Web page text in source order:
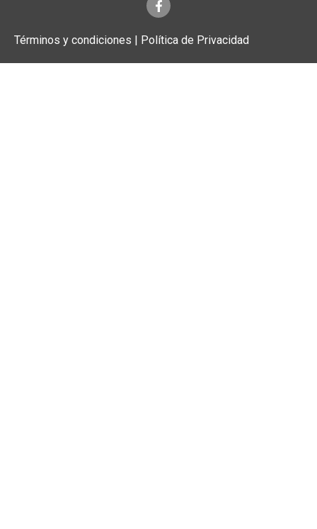
Términos y condiciones | Política de Privacidad